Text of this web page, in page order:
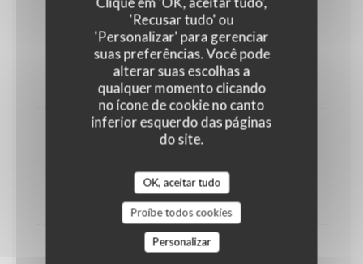
'Recusar tudo' ou
'Personalizar' para gerenciar
suas preferências. Você pode
alterar suas escolhas a
qualquer momento clicando
no ícone de cookie no canto
inferior esquerdo das páginas
do site.
OK, aceitar tudo
Proíbe todos cookies
Personalizar
Soda
Coca-Cola Coca-Zero Orangina
5,00 EUR
33cl
Sangría Señorial
5,00 EUR
33cl
Agua Fresca